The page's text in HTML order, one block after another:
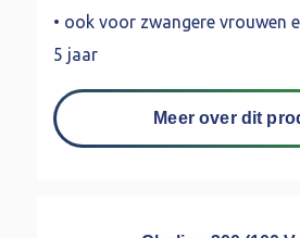
• ook voor zwangere vrouwen
5 jaar
Meer over dit